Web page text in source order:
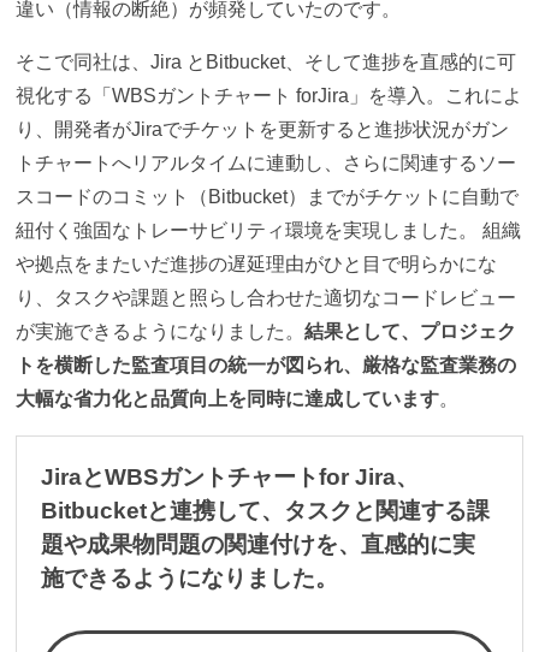
違い（情報の断絶）が頻発していたのです。
そこで同社は、Jira とBitbucket、そして進捗を直感的に可
視化する「WBSガントチャート forJira」を導入。これによ
り、開発者がJiraでチケットを更新すると進捗状況がガン
トチャートへリアルタイムに連動し、さらに関連するソー
スコードのコミット（Bitbucket）までがチケットに自動で
紐付く強固なトレーサビリティ環境を実現しました。 組織
や拠点をまたいだ進捗の遅延理由がひと目で明らかにな
り、タスクや課題と照らし合わせた適切なコードレビュー
が実施できるようになりました。結果として、プロジェク
トを横断した監査項目の統一が図られ、厳格な監査業務の
大幅な省力化と品質向上を同時に達成しています。
JiraとWBSガントチャートfor Jira、
Bitbucketと連携して、タスクと関連する課
題や成果物問題の関連付けを、直感的に実
施できるようになりました。